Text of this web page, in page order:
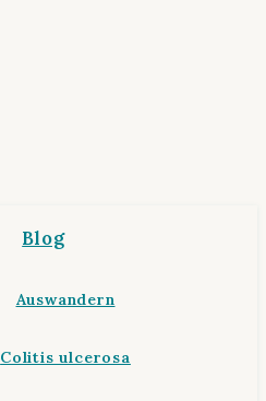
Blog
Auswandern
Colitis ulcerosa